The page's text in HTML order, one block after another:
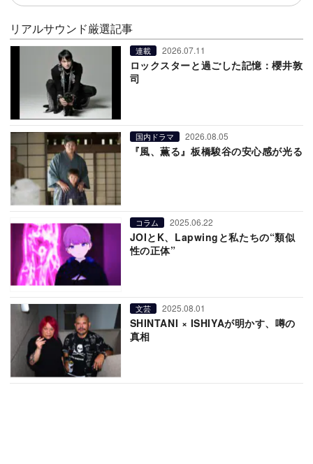
リアルサウンド厳選記事
連載 2026.07.11
ロックスターと過ごした記憶：櫻井敦
司
国内ドラマ 2026.08.05
『風、薫る』板橋駿谷の安心感が光る
コラム 2025.06.22
JOIとK、Lapwingと私たちの“類似
性の正体”
文芸 2025.08.01
SHINTANI × ISHIYAが明かす、噂の
真相